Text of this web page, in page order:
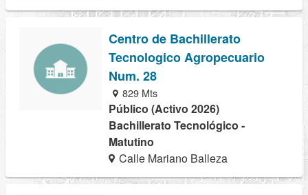
Centro de Bachillerato
Tecnologico Agropecuario
Num. 28
829 Mts
Público (Activo 2026)
Bachillerato Tecnológico -
Matutino
Calle Mariano Balleza